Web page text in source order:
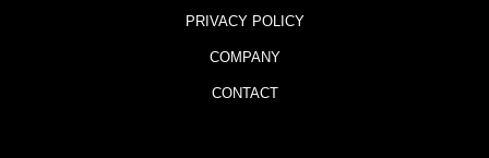
PRIVACY POLICY
COMPANY
CONTACT